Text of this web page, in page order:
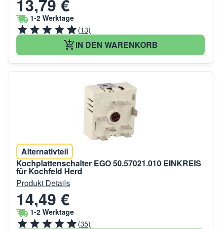
13,79 €
1-2 Werktage
(13)
IN DEN WARENKORB
Alternativteil
Kochplattenschalter EGO 50.57021.010 EINKREIS
für Kochfeld Herd
Produkt Details
14,49 €
1-2 Werktage
(35)